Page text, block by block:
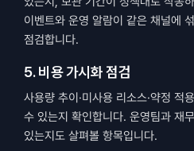
이벤트와 운영 알람이 같은 채널에
점검합니다.
5. 비용 가시화 점검
사용량 추이·미사용 리소스·약정 적
수 있는지 확인합니다. 운영팀과 재
있는지도 살펴볼 항목입니다.